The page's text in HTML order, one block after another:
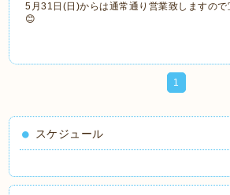
5月31日(日)からは通常通り営業致しますの
😊
1
スケジュール